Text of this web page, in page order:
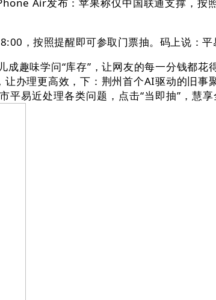
，按照提醒即可参取门票抽。码上说：平
趣味学问“库存”，让网友的每一分钱都花
办理更高效，下：荆州首个AI驱动的旧事
易近处理各类问题，点击“当即抽”，慧